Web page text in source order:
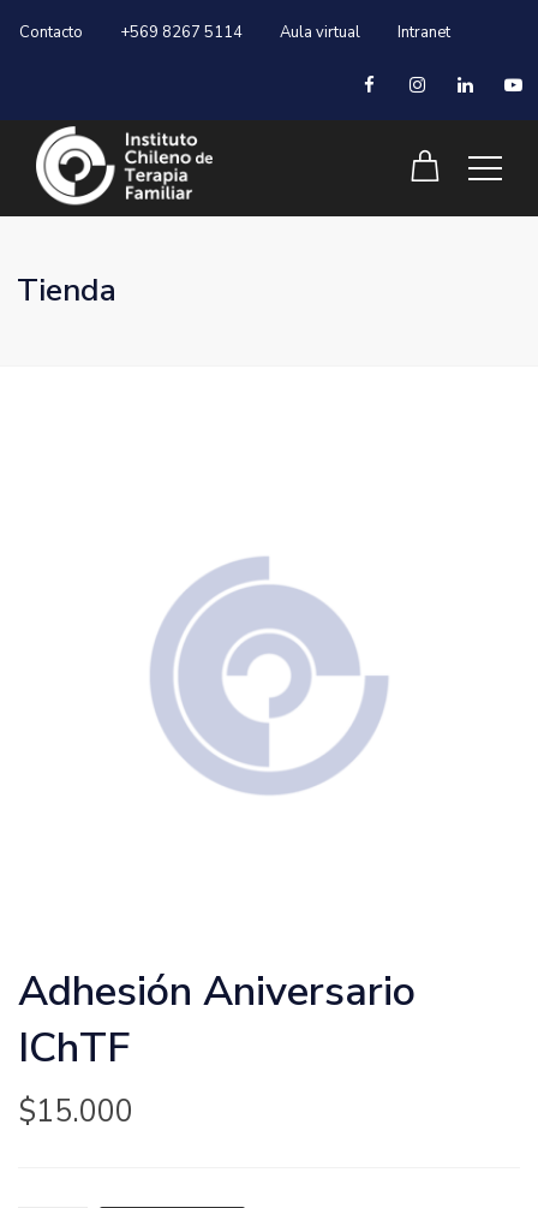
Contacto +569 8267 5114 Aula virtual Intranet
Tienda
Adhesión Aniversario
IChTF
$15.000